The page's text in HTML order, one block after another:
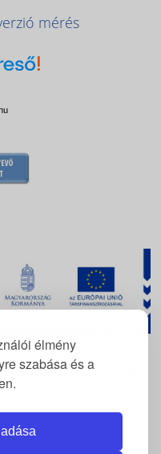
élmény
szabása és a
mérés
REP-10.10.1-24-2026-
támogatásban